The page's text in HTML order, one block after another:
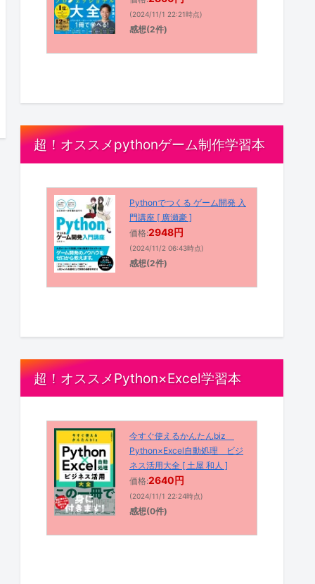
(2024/11/1 22:21時点)
感想(2件)
超！オススメpythonゲーム制作学習本
Pythonでつくる ゲーム開発 入
門講座 [ 廣瀬豪 ]
価格:2948円
(2024/11/2 06:43時点)
感想(2件)
超！オススメPython×Excel学習本
今すぐ使えるかんたんbiz
Python×Excel自動処理 ビジ
ネス活用大全 [ 土屋 和人 ]
価格:2640円
(2024/11/1 22:24時点)
感想(0件)